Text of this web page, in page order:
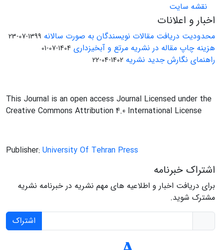
نقشه سایت
اخبار و اعلانات
محدودیت دریافت مقالات نویسندگان به صورت سالانه 1399-07-23
هزینه چاپ مقاله در نشریه مرتع و آبخیزداری 1404-07-01
راهنمای نگارش جدید نشریه 1402-04-22
This Journal is an open access Journal Licensed under the
Creative Commons Attribution 4.0 International License
Publisher: University Of Tehran Press
اشتراک خبرنامه
برای دریافت اخبار و اطلاعیه های مهم نشریه در خبرنامه نشریه
مشترک شوید.
اشتراک